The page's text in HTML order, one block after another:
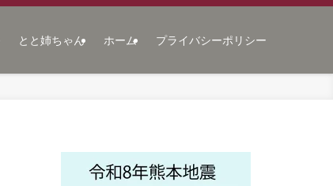
とと姉ちゃん ホーム プライバシーポリシー